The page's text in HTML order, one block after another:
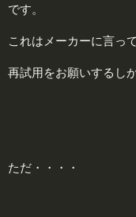
です。
これはメーカーに言っ
再試用をお願いするし
ただ・・・・